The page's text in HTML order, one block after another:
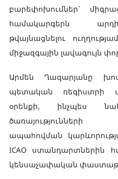
բարեփոխումներ՝
համակարգերն
թվայնացնելու
միջազգային լավագույն
Արմեն Ղազարյանը
պետական ռեգիստրի
օրենքի, ինչպես
ծառայությունների
ապահովման
ICAO ստանդարտներին
կենսաչափական